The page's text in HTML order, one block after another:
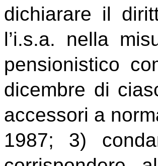
dichiarare il
l’i.s.a. nella
pensionistico
dicembre di
accessori a
1987; 3)